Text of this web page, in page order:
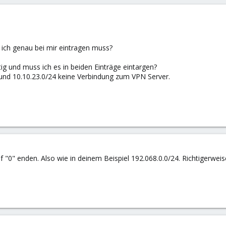
genau bei mir eintragen muss?
und muss ich es in beiden Einträge eintargen?
10.10.23.0/24 keine Verbindung zum VPN Server.
enden. Also wie in deinem Beispiel 192.068.0.0/24.